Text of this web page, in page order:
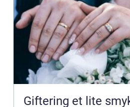
Giftering et lite smykke med stor